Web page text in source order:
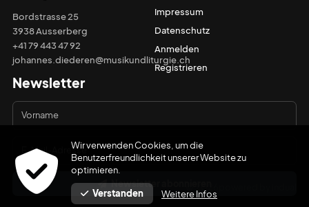
Bordstrasse 25
3938 Ausserberg
+41 79 443 47 92
johannes.diederen@musikundliturgie.ch
Impressum
Datenschutz
Anmelden
Registrieren
Newsletter
Newsletter abonnieren
Wir verwenden Cookies, um die
Benutzerfreundlichkeit unserer Website zu
optimieren.
Verstanden Weitere Infos